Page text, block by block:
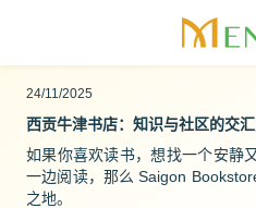
主页
关于
业务
新闻与
24/11/2025
西贡牛津书店：知识与社区的交
如果你喜欢读书，想找一个安静
一边阅读，那么 Saigon
之地。